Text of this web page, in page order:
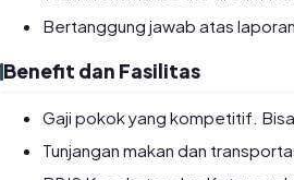
Bertanggung jawab atas
Benefit dan Fasilitas
Gaji pokok yang kompetitif.
Tunjangan makan dan